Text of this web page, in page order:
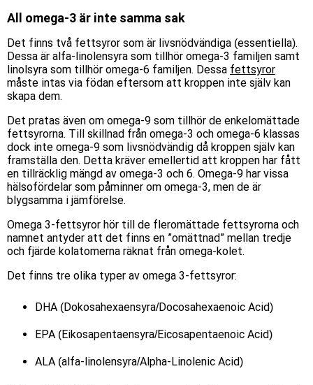
All omega-3 är inte samma sak
Det finns två fettsyror som är livsnödvändiga (essentiella).
Dessa är alfa-linolensyra som tillhör omega-3 familjen samt
linolsyra som tillhör omega-6 familjen. Dessa fettsyror
måste intas via födan eftersom att kroppen inte själv kan
skapa dem.
Det pratas även om omega-9 som tillhör de enkelomättade
fettsyrorna. Till skillnad från omega-3 och omega-6 klassas
dock inte omega-9 som livsnödvändig då kroppen själv kan
framställa den. Detta kräver emellertid att kroppen har fått
en tillräcklig mängd av omega-3 och 6. Omega-9 har vissa
hälsofördelar som påminner om omega-3, men de är
blygsamma i jämförelse.
Omega 3-fettsyror hör till de fleromättade fettsyrorna och
namnet antyder att det finns en ”omättnad” mellan tredje
och fjärde kolatomerna räknat från omega-kolet.
Det finns tre olika typer av omega 3-fettsyror:
DHA (Dokosahexaensyra/Docosahexaenoic Acid)
EPA (Eikosapentaensyra/Eicosapentaenoic Acid)
ALA (alfa-linolensyra/Alpha-Linolenic Acid)